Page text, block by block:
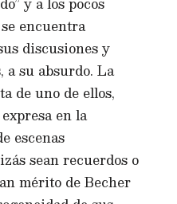
encuentra
discusiones y
a su absurdo. La
de uno de ellos,
en la
escenas
sean recuerdos o
mérito de Becher